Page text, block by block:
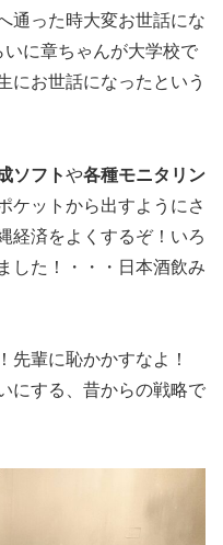
通った時大変お世話にな
に章ちゃんが大学校で
にお世話になったという
ソフトや各種モニタリン
ケットから出すようにさ
経済をよくするぞ！いろ
した！・・・日本酒飲み
先輩に恥かかすなよ！
にする、昔からの戦略で